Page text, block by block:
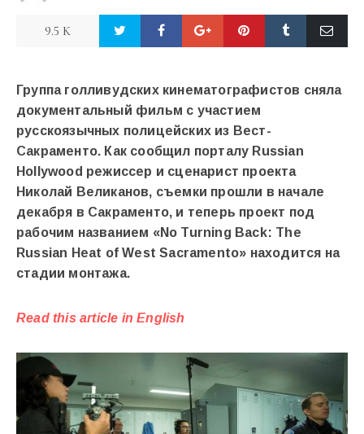
9.5 K
Группа голливудских кинематографистов сняла
документальный фильм с участием
русскоязычных полицейских из Вест-
Сакраменто. Как сообщил порталу Russian
Hollywood режиссер и сценарист проекта
Николай Великанов, съемки прошли в начале
декабря в Сакраменто, и теперь проект под
рабочим названием «No Turning Back: The
Russian Heat of West Sacramento» находится на
стадии монтажа.
Read this article in English